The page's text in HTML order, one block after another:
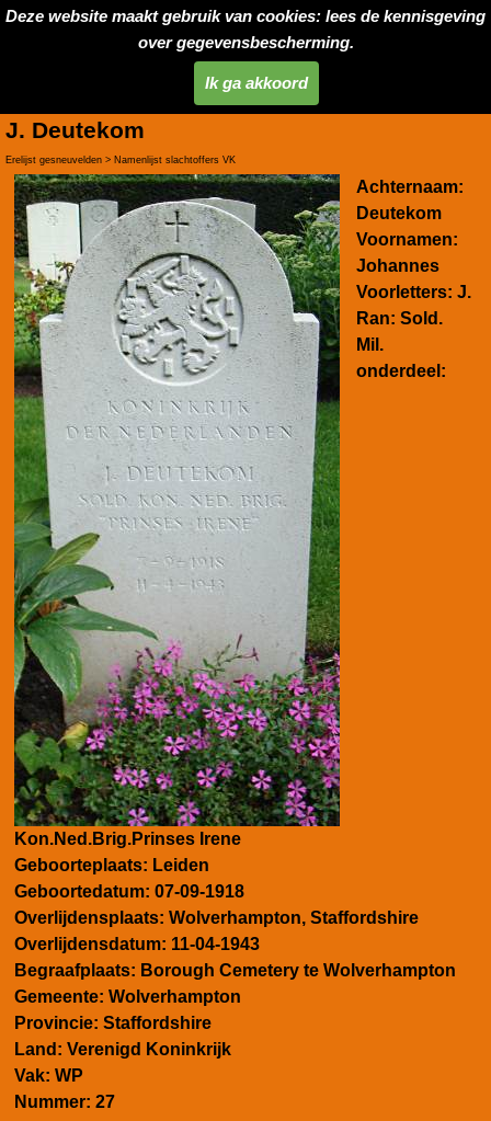
Deze website maakt gebruik van cookies: lees de kennisgeving
over gegevensbescherming.
Ik ga akkoord
J. Deutekom
Erelijst gesneuvelden > Namenlijst slachtoffers VK
Achternaam:
Deutekom
Voornamen:
Johannes
Voorletters: J.
Ran: Sold.
Mil.
onderdeel:
Kon.Ned.Brig.Prinses Irene
Geboorteplaats: Leiden
Geboortedatum: 07-09-1918
Overlijdensplaats: Wolverhampton, Staffordshire
Overlijdensdatum: 11-04-1943
Begraafplaats: Borough Cemetery te Wolverhampton
Gemeente: Wolverhampton
Provincie: Staffordshire
Land: Verenigd Koninkrijk
Vak: WP
Nummer: 27